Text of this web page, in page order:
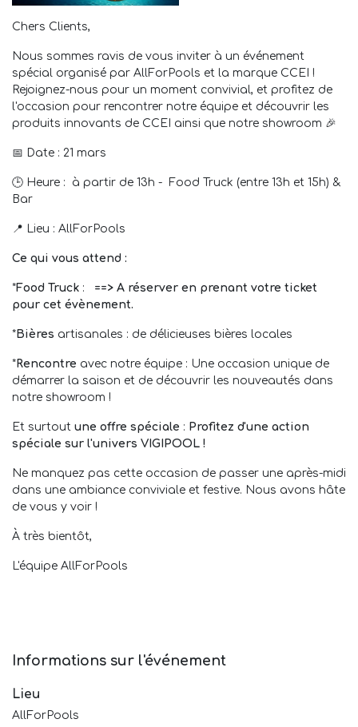
Chers Clients,
Nous sommes ravis de vous inviter à un événement
spécial organisé par AllForPools et la marque CCEI !
Rejoignez-nous pour un moment convivial, et profitez de
l'occasion pour rencontrer notre équipe et découvrir les
produits innovants de CCEI ainsi que notre showroom 🎉
📅 Date : 21 mars
🕒 Heure : à partir de 13h - Food Truck (entre 13h et 15h) &
Bar
📍 Lieu : AllForPools
Ce qui vous attend :
*Food Truck : ==> A réserver en prenant votre ticket
pour cet évènement.
*Bières artisanales : de délicieuses bières locales
*Rencontre avec notre équipe : Une occasion unique de
démarrer la saison et de découvrir les nouveautés dans
notre showroom !
Et surtout une offre spéciale : Profitez d'une action
spéciale sur l'univers VIGIPOOL !
Ne manquez pas cette occasion de passer une après-midi
dans une ambiance conviviale et festive. Nous avons hâte
de vous y voir !
À très bientôt,
L'équipe AllForPools
Informations sur l'événement
Lieu
AllForPools